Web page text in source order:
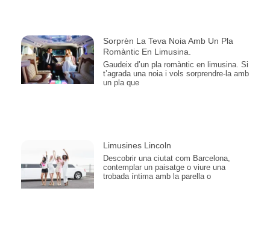
Sorprèn La Teva Noia Amb Un Pla
Romàntic En Limusina.
Gaudeix d’un pla romàntic en limusina. Si
t’agrada una noia i vols sorprendre-la amb
un pla que
Limusines Lincoln
Descobrir una ciutat com Barcelona,
contemplar un paisatge o viure una
trobada íntima amb la parella o